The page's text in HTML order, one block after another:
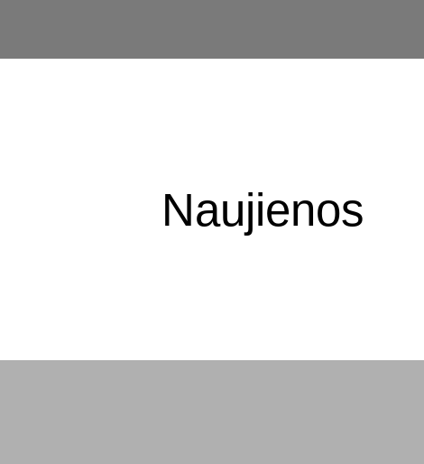
Naujienos